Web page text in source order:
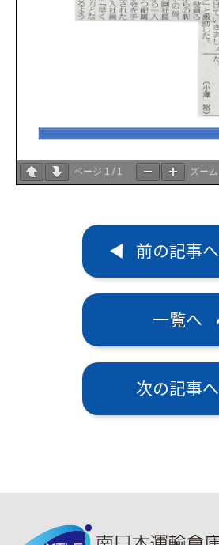
ページ 1 / 1 ズーム
前の記事へ
一覧へ
次の記事へ